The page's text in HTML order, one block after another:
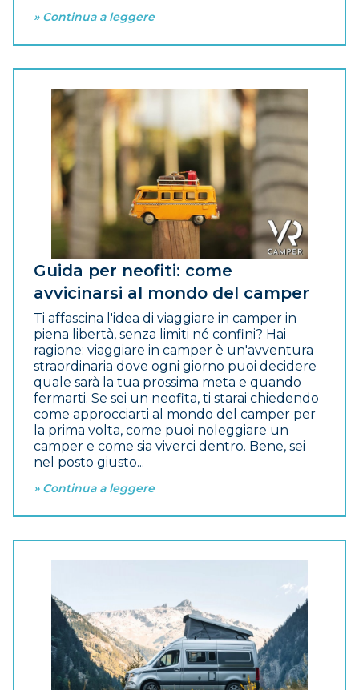
» Continua a leggere
Guida per neofiti: come
avvicinarsi al mondo del camper
Ti affascina l'idea di viaggiare in camper in
piena libertà, senza limiti né confini? Hai
ragione: viaggiare in camper è un'avventura
straordinaria dove ogni giorno puoi decidere
quale sarà la tua prossima meta e quando
fermarti. Se sei un neofita, ti starai chiedendo
come approcciarti al mondo del camper per
la prima volta, come puoi noleggiare un
camper e come sia viverci dentro. Bene, sei
nel posto giusto...
» Continua a leggere